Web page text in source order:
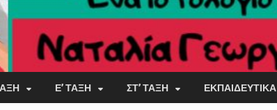
Ε’ ΤΆΞΗ ΣΤ’ ΤΆΞΗ ΕΚΠΑΙΔΕΥΤΙΚΆ